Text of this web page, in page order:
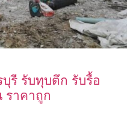
รี รับทุบตึก รับรื้อ
ราคาถูก